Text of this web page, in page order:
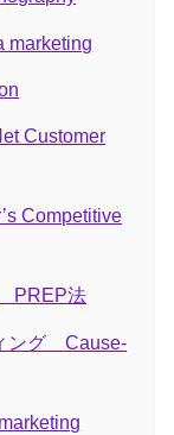
marketing
Customer
Competitive
PREP法
ング Cause-